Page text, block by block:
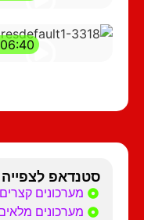
סטנדאפ לצפייה
מערכונים קצרים
מערכונים